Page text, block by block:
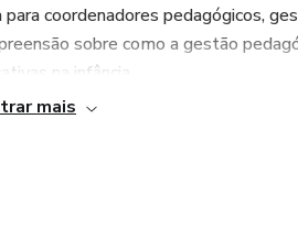
para coordenadores pedagógicos,
sobre como a gestão
na infância.
mais